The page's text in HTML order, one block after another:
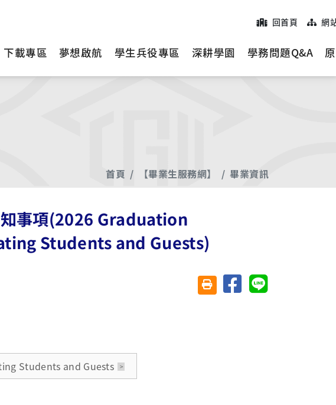
回首頁 網
下載專區 夢想啟航 學生兵役專區 深耕學園 學務問題Q&A
首頁 【畢業生服務網】 畢業資訊
事項(2026 Graduation
Students and Guests)
友善列印(另開視窗)
分享至臉書分享至 Line
Students and Guests